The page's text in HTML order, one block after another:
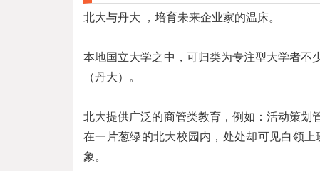
北大与丹大 ，培育未来企业家的温床。
本地国立大学之中，可归类为专注型大学者
（丹大）。
北大提供广泛的商管类教育，例如：活动策划
在一片葱绿的北大校园内，处处却可见白领
象。